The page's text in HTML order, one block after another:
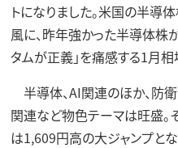
トになりました。米国の半導
風に、昨年強かった半導体株
タムが正義」を痛感する1月相
半導体、AI関連のほか、防
関連など物色テーマは旺盛。
は1,609円高の大ジャンプと